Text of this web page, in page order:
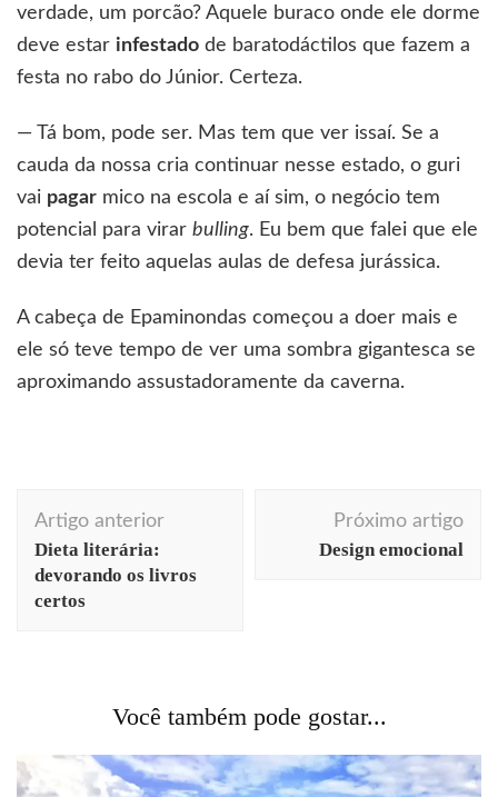
verdade, um porcão? Aquele buraco onde ele dorme
deve estar infestado de baratodáctilos que fazem a
festa no rabo do Júnior. Certeza.
— Tá bom, pode ser. Mas tem que ver issaí. Se a
cauda da nossa cria continuar nesse estado, o guri
vai pagar mico na escola e aí sim, o negócio tem
potencial para virar bulling. Eu bem que falei que ele
devia ter feito aquelas aulas de defesa jurássica.
A cabeça de Epaminondas começou a doer mais e
ele só teve tempo de ver uma sombra gigantesca se
aproximando assustadoramente da caverna.
de
post
Artigo anterior
Dieta literária:
devorando os livros
certos
Próximo artigo
Design emocional
Você também pode gostar...